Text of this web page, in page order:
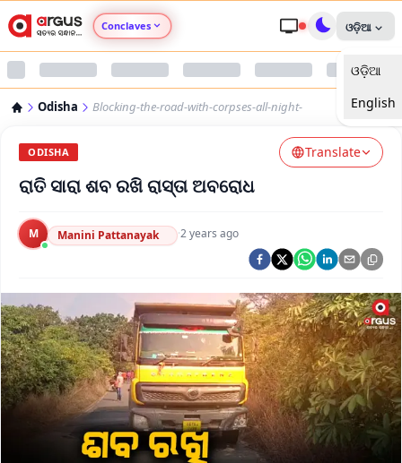
Conclaves
Argus Nari Shakti
Argus Swaad Odisha
Argus Chalo Dekhein Apna Desh
ଓଡ଼ିଆ
ଓଡ଼ିଆ
English
Odisha Blocking-the-road-with-corpses-all-night-
ODISHA Translate
ରାତି ସାରା ଶବ ରଖି ରାସ୍ତା ଅବରୋଧ
M Manini Pattanayak ·2 years ago